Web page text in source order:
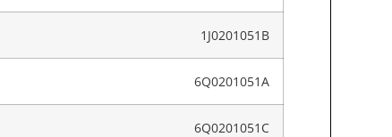
1J0201051B
6Q0201051A
6Q0201051C